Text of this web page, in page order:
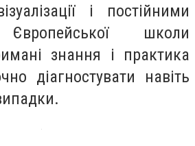
і постійними
школи
знання і практика
діагностувати навіть